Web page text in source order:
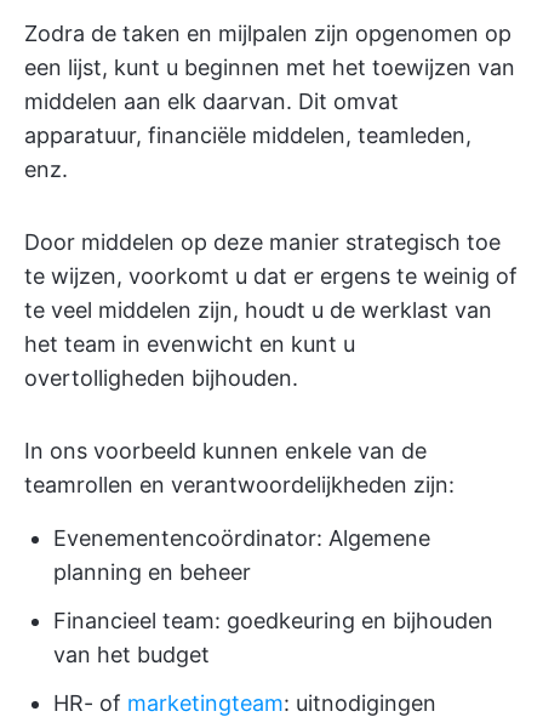
Zodra de taken en mijlpalen zijn opgenomen op
een lijst, kunt u beginnen met het toewijzen van
middelen aan elk daarvan. Dit omvat
apparatuur, financiële middelen, teamleden,
enz.
Door middelen op deze manier strategisch toe
te wijzen, voorkomt u dat er ergens te weinig of
te veel middelen zijn, houdt u de werklast van
het team in evenwicht en kunt u
overtolligheden bijhouden.
In ons voorbeeld kunnen enkele van de
teamrollen en verantwoordelijkheden zijn:
Evenementencoördinator: Algemene
planning en beheer
Financieel team: goedkeuring en bijhouden
van het budget
HR- of marketingteam: uitnodigingen